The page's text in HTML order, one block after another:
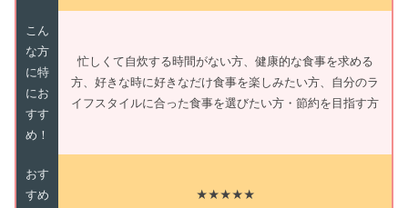
こん
な方
に特
にお
すす
め！
忙しくて自炊する時間がない方、健康的な食事を求める
方、好きな時に好きなだけ食事を楽しみたい方、自分のラ
イフスタイルに合った食事を選びたい方・節約を目指す方
おす
すめ
★★★★★